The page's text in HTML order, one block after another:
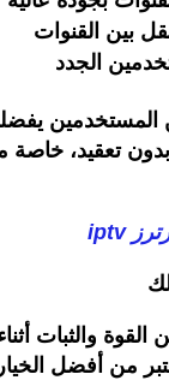
بين القنوات
الجدد
المستخدمين
بدون تعقيد، خاصة
iptv
القوة والثبات
من أفضل